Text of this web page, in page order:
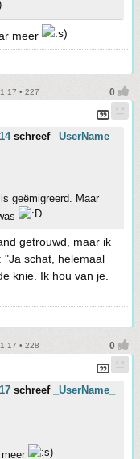
meer
• 227
schreef
_UserName_
geëmigreerd. Maar
getrouwd, maar ik
"Ja schat, helemaal
knie. Ik hou van je.
• 228
schreef
_UserName_